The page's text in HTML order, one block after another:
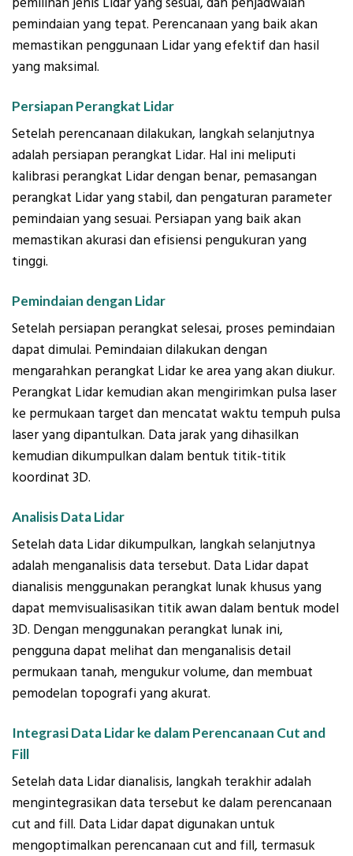
pemindaian yang tepat. Perencanaan yang baik akan
memastikan penggunaan Lidar yang efektif dan hasil
yang maksimal.
Persiapan Perangkat Lidar
Setelah perencanaan dilakukan, langkah selanjutnya
adalah persiapan perangkat Lidar. Hal ini meliputi
kalibrasi perangkat Lidar dengan benar, pemasangan
perangkat Lidar yang stabil, dan pengaturan parameter
pemindaian yang sesuai. Persiapan yang baik akan
memastikan akurasi dan efisiensi pengukuran yang
tinggi.
Pemindaian dengan Lidar
Setelah persiapan perangkat selesai, proses pemindaian
dapat dimulai. Pemindaian dilakukan dengan
mengarahkan perangkat Lidar ke area yang akan diukur.
Perangkat Lidar kemudian akan mengirimkan pulsa laser
ke permukaan target dan mencatat waktu tempuh pulsa
laser yang dipantulkan. Data jarak yang dihasilkan
kemudian dikumpulkan dalam bentuk titik-titik
koordinat 3D.
Analisis Data Lidar
Setelah data Lidar dikumpulkan, langkah selanjutnya
adalah menganalisis data tersebut. Data Lidar dapat
dianalisis menggunakan perangkat lunak khusus yang
dapat memvisualisasikan titik awan dalam bentuk model
3D. Dengan menggunakan perangkat lunak ini,
pengguna dapat melihat dan menganalisis detail
permukaan tanah, mengukur volume, dan membuat
pemodelan topografi yang akurat.
Integrasi Data Lidar ke dalam Perencanaan Cut and
Fill
Setelah data Lidar dianalisis, langkah terakhir adalah
mengintegrasikan data tersebut ke dalam perencanaan
cut and fill. Data Lidar dapat digunakan untuk
mengoptimalkan perencanaan cut and fill, termasuk